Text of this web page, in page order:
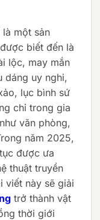
là một sản
biết đến là
lộc, may mắn
dáng uy nghi,
lục bình sứ
chỉ trong gia
văn phòng,
năm 2025,
được ưa
thuật truyền
viết này sẽ giải
trở thành vật
thời giới